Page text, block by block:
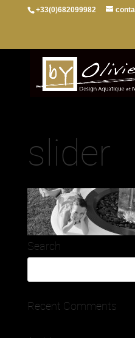
+33(0)682099982
slider
Search
Recent Comments